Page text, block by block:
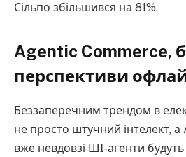
Сільпо збільшився на 81%.
Agentic Commerce,
перспективи
Беззаперечним трендом в
не просто штучний інтелект,
вже невдовзі ШІ-агенти